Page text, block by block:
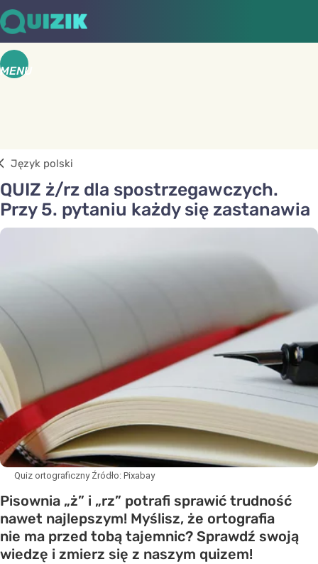
MENU
Język polski
QUIZ ż/rz dla spostrzegawczych.
Przy 5. pytaniu każdy się zastanawia
Quiz ortograficzny Źródło: Pixabay
Pisownia „ż” i „rz” potrafi sprawić trudność
nawet najlepszym! Myślisz, że ortografia
nie ma przed tobą tajemnic? Sprawdź swoją
wiedzę i zmierz się z naszym quizem!